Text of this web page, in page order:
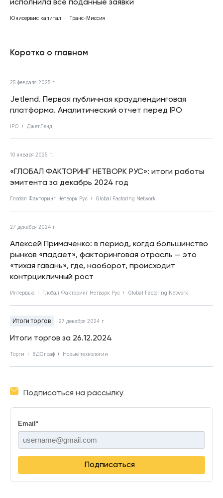
Юнисервис капитал Транс-Миссия
Коротко о главном
25 февраля 2025 г.
Jetlend. Первая публичная краудлендинговая
платформа. Аналитический отчет перед IPO
IPO ДжетЛенд
10 января 2025 г.
«ГЛОБАЛ ФАКТОРИНГ НЕТВОРК РУС»: итоги работы
эмитента за декабрь 2024 год
Глобал Факторинг Нетворк Рус Global Factoring Network
27 декабря 2024 г.
Алексей Примаченко: в период, когда большинство
рынков «падает», факторинговая отрасль — это
«тихая гавань», где, наоборот, происходит
контрцикличный рост
Интервью Глобал Факторинг Нетворк Рус Global Factoring Network
Итоги торгов 27 декабря 2024 г.
Итоги торгов за 26.12.2024
Торги ВДОграф Новые технологии
Подписаться на рассылку
Email *
Подписаться